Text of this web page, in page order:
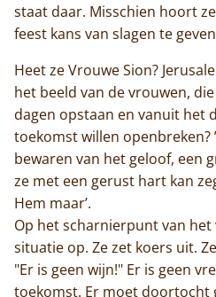
staat daar. Misschien hoort
feest kans van slagen te
Heet ze Vrouwe Sion?
het beeld van de vrouwen,
dagen opstaan en vanuit het
toekomst willen openbreken?
bewaren van het geloof, een
ze met een gerust hart kan
Hem maar’.
Op het scharnierpunt van het
situatie op. Ze zet koers uit.
"Er is geen wijn!" Er is geen
toekomst. Er moet doortocht